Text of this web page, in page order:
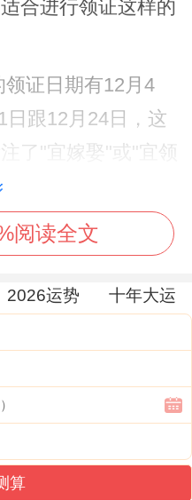
合进行领证这样的
证日期有12月4
日跟12月24日，这
了"宜嫁娶"或"宜领
个适合领证的好日
木月壬子日，五行
马，这天的吉神包
适宜进行嫁娶，领
友，移徙、入宅等
白虎,虽为黑道日，
阅读全文
2026运势 十年大运
算